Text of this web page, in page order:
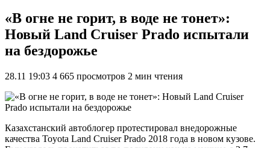
«В огне не горит, в воде не тонет»:
Новый Land Cruiser Prado испытали
на бездорожье
28.11 19:03 4 665 просмотров 2 мин чтения
Казахстанский автоблогер протестировал внедорожные
качества Toyota Land Cruiser Prado 2018 года в новом кузове.